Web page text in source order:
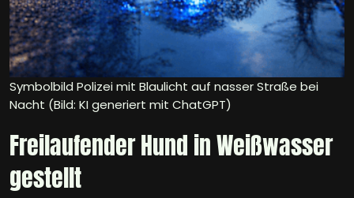
Symbolbild Polizei mit Blaulicht auf nasser Straße bei
Nacht (Bild: KI generiert mit ChatGPT)
Freilaufender Hund in Weißwasser
gestellt